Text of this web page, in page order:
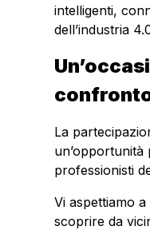
intelligenti,
dell’industria
La
professionisti
Vi aspettiamo
scoprire da